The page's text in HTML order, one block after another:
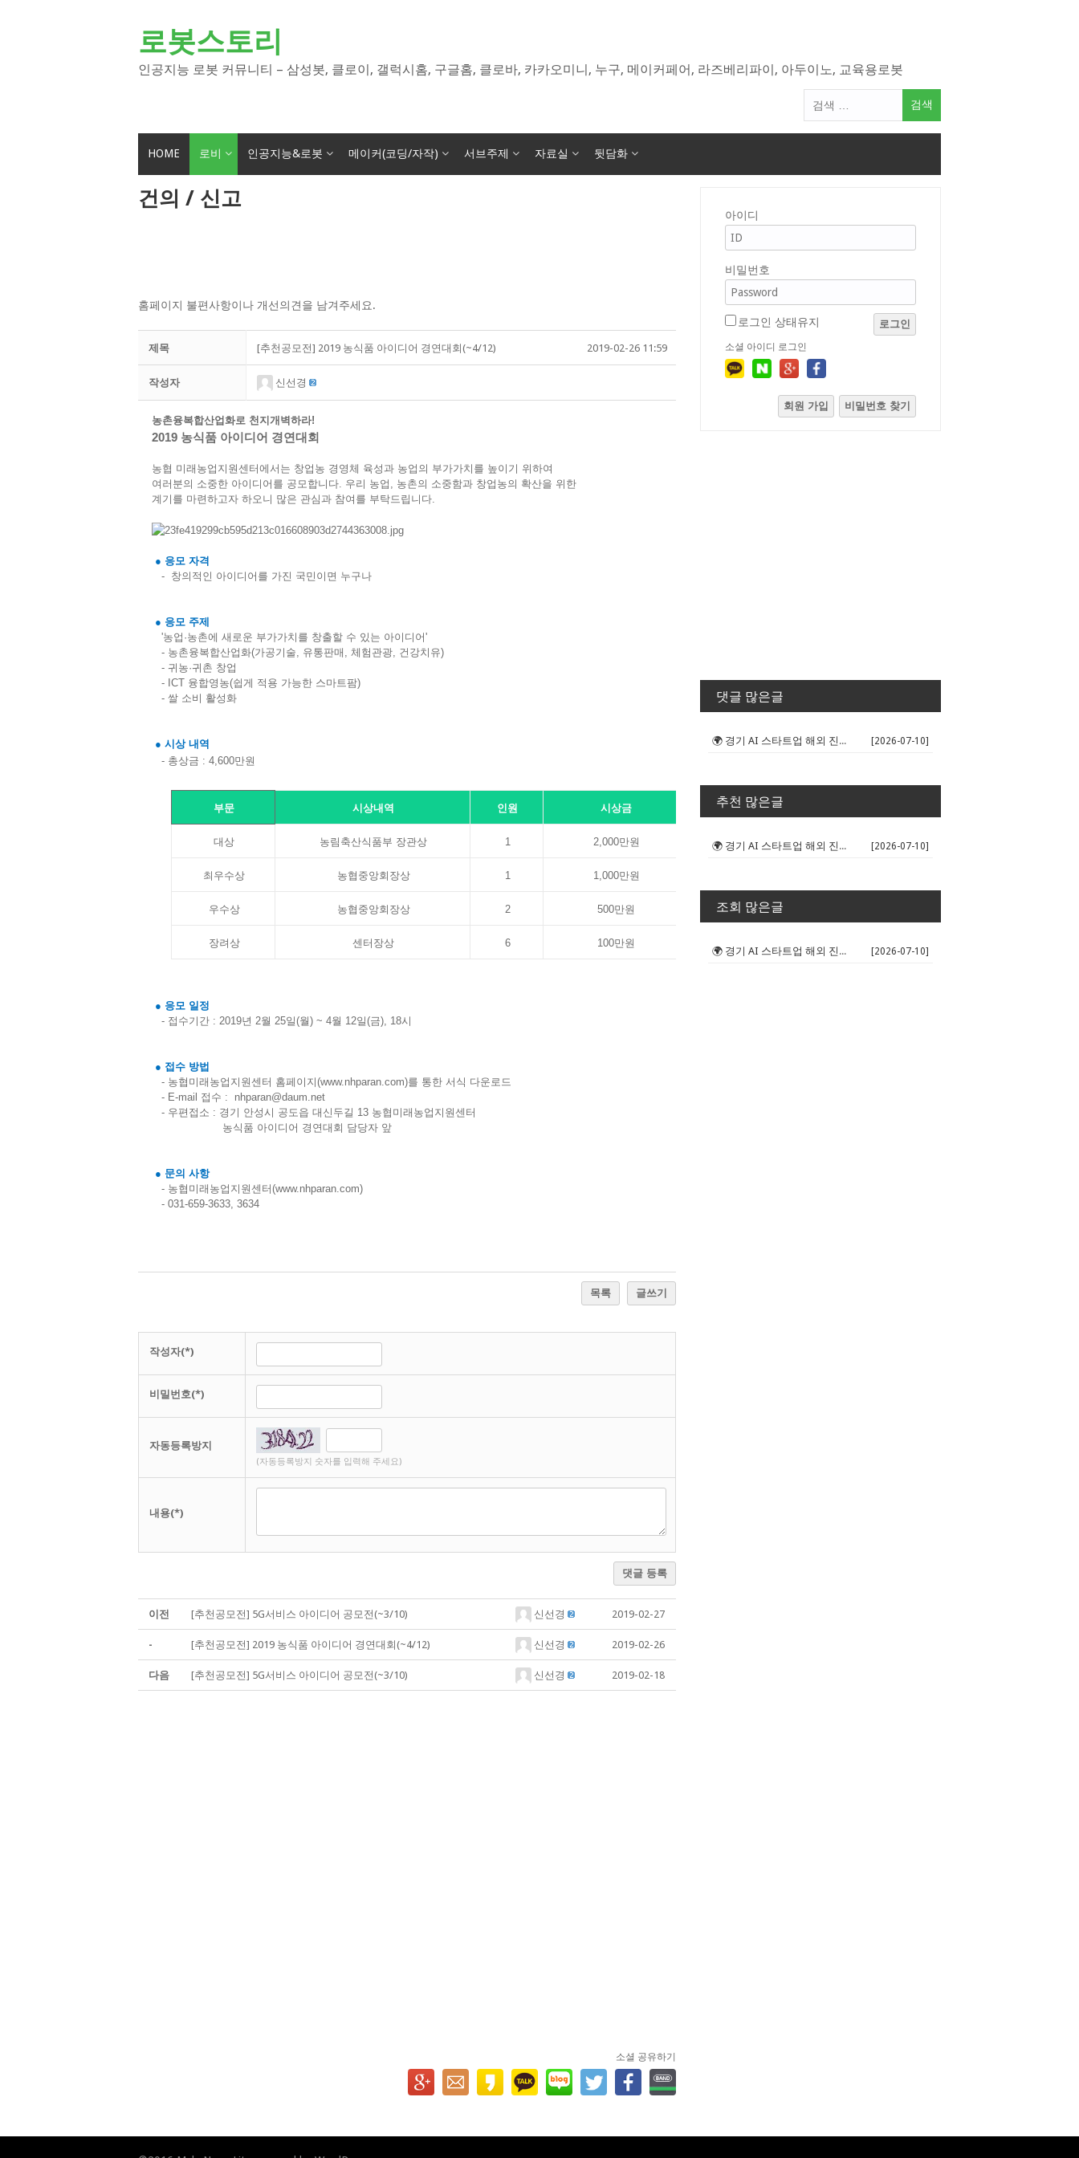
로봇스토리
인공지능 로봇 커뮤니티 – 삼성봇, 클로이, 갤럭시홈, 구글홈, 클로바, 카카오미니, 누구, 메이커페어, 라즈베리파이, 아두이노, 교육용로봇
색
HOME 로비 인공지능&로봇 메이커(코딩/자작) 서브주제 자료실 뒷담화
건의 / 신고
홈페이지 불편사항이나 개선의견을 남겨주세요.
제목 [추천공모전] 2019 농식품 아이디어 경연대회(~4/12) 2019-02-26 11:59
작성자 신선경
농촌융복합산업화로 천지개벽하라!
2019 농식품 아이디어 경연대회
농협 미래농업지원센터에서는 창업농 경영체 육성과 농업의 부가가치를 높이기 위하여
여러분의 소중한 아이디어를 공모합니다. 우리 농업 , 농촌의 소중함과 창업농의 확산을 위한
계기를 마련하고자 하오니 많은 관심과 참여를 부탁드립니다.
● 응모 자격
- 창의적인 아이디어를 가진 국민이면 누구나
● 응모 주제
'농업 ·농촌에 새로운 부가가치를 창출할 수 있는 아이디어'
- 농촌융복합산업화(가공기술 유통판매 체험관광 건강치유)
- 귀농·귀촌 창업
- ICT 융합영농(쉽게 적용 가능한 스마트팜)
- 쌀 소비 활성화
● 시상 내역
- 총상금 : 4,600만원
부문 시상내역 인원 시상금
대상 농림축산식품부 장관상 1 2,000만원
최우수상 농협중앙회장상 1 1,000만원
우수상 농협중앙회장상 2 500만원
장려상 센터장상 6 100만원
● 응모 일정
- 접수기간 : 2019년 2월 25일(월) ~ 4월 12일(금), 18시
● 접수 방법
- 농협미래농업지원센터 홈페이지(www.nhparan.com)를 통한 서식 다운로드
- E-mail 접수 :
nhparan@daum.net
- 우편접소 : 경기 안성시 공도읍 대신두길 13 농협미래농업지원센터
농식품 아이디어 경연대회 담당자 앞
● 문의 사항
- 농협미래농업지원센터(www.nhparan.com)
- 031-659-3633, 3634
목록 글쓰기
작성자(*)
비밀번호(*)
자동등록방지
(자동등록방지 숫자를 입력해 주세요)
내용(*)
댓글 등록
이전 [추천공모전] 5G서비스 아이디어 공모전(~3/10) 신선경 2019-02-27
- [추천공모전] 2019 농식품 아이디어 경연대회(~4/12) 신선경 2019-02-26
다음 [추천공모전] 5G서비스 아이디어 공모전(~3/10) 신선경 2019-02-18
소셜 공유하기
아이디
비밀번호
로그인 상태유지 로그인
소셜 아이디 로그인
회원 가입 비밀번호 찾기
댓글 많은글
🌍 경기 AI 스타트업 해외 진출 판... [2026-07-10]
추천 많은글
🌍 경기 AI 스타트업 해외 진출 판... [2026-07-10]
조회 많은글
🌍 경기 AI 스타트업 해외 진출 판... [2026-07-10]